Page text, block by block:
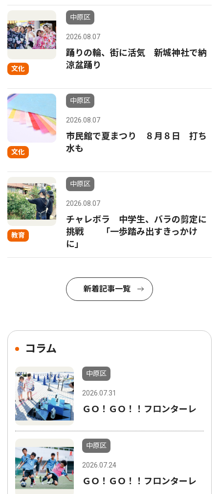
文化
中原区
2026.08.07
踊りの輪、街に活気 新城神社で納
涼盆踊り
文化
中原区
2026.08.07
市民館で夏まつり ８月８日 打ち
水も
教育
中原区
2026.08.07
チャレボラ 中学生、バラの剪定に
挑戦 「一歩踏み出すきっかけ
に」
新着記事一覧
コラム
中原区
2026.07.31
ＧＯ！ＧＯ！！フロンターレ
中原区
2026.07.24
ＧＯ！ＧＯ！！フロンターレ